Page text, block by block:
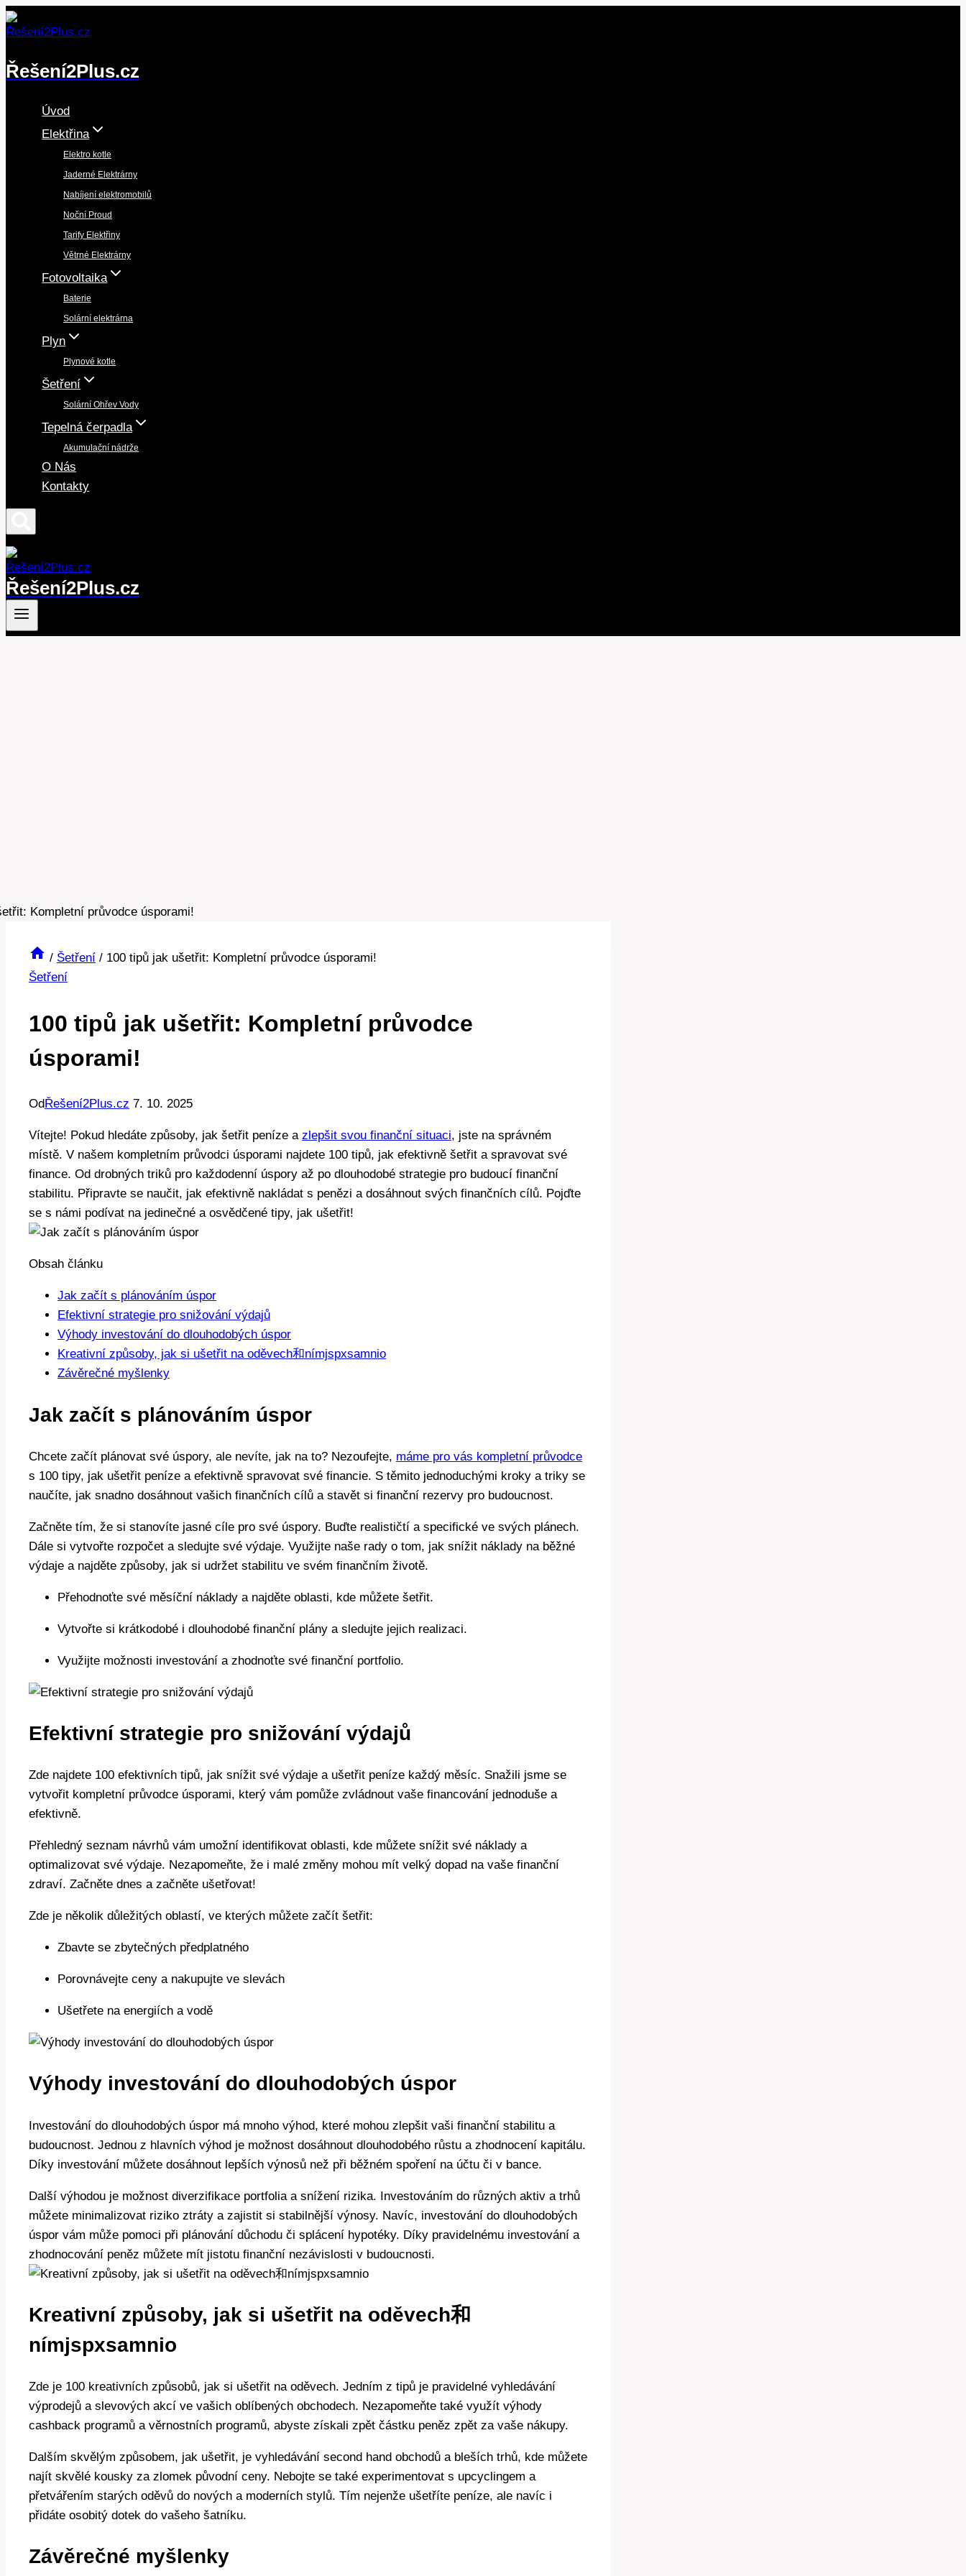
Přeskočit
na
Řešení2Plus.cz
Úvod
Elektřina
Elektro kotle
Jaderné Elektrárny
Nabíjení elektromobilů
Noční Proud
Tarify Elektřiny
Větrné Elektrárny
Fotovoltaika
Baterie
Solární elektrárna
Plyn
Plynové kotle
Šetření
Solární Ohřev Vody
Tepelná čerpadla
Akumulační nádrže
O Nás
Kontakty
Řešení2Plus.cz
/ Šetření / 100 tipů jak ušetřit: Kompletní průvodce úsporami!
Šetření
100 tipů jak ušetřit: Kompletní průvodce
úsporami!
Od Řešení2Plus.cz 7. 10. 2025
Vítejte! Pokud hledáte způsoby, jak šetřit peníze a zlepšit svou finanční situaci, jste na správném
místě. V našem kompletním průvodci úsporami najdete 100 tipů, jak efektivně šetřit a spravovat své
finance. Od drobných triků pro každodenní úspory až po dlouhodobé strategie pro budoucí finanční
stabilitu. Připravte se naučit, jak efektivně nakládat s penězi a dosáhnout svých finančních cílů. Pojďte
se s námi podívat na jedinečné a osvědčené tipy, jak ušetřit!
Obsah článku
Jak začít s plánováním úspor
Efektivní strategie pro snižování výdajů
Výhody investování do dlouhodobých úspor
Kreativní způsoby, jak si ušetřit na oděvech和nímjspxsamnio
Závěrečné myšlenky
Jak začít s plánováním úspor
Chcete začít plánovat své úspory, ale nevíte, jak na to? Nezoufejte, máme pro vás kompletní průvodce
s 100 tipy, jak ušetřit peníze a efektivně spravovat své financie. S těmito jednoduchými kroky a triky se
naučíte, jak snadno dosáhnout vašich finančních cílů a stavět si finanční rezervy pro budoucnost.
Začněte tím, že si stanovíte jasné cíle pro své úspory. Buďte realističtí a specifické ve svých plánech.
Dále si vytvořte rozpočet a sledujte své výdaje. Využijte naše rady o tom, jak snížit náklady na běžné
výdaje a najděte způsoby, jak si udržet stabilitu ve svém finančním životě.
Přehodnoťte své měsíční náklady a najděte oblasti, kde můžete šetřit.
Vytvořte si krátkodobé i dlouhodobé finanční plány a sledujte jejich realizaci.
Využijte možnosti investování a zhodnoťte své finanční portfolio.
Efektivní strategie pro snižování výdajů
Zde najdete 100 efektivních tipů, jak snížit své výdaje a ušetřit peníze každý měsíc. Snažili jsme se
vytvořit kompletní průvodce úsporami, který vám pomůže zvládnout vaše financování jednoduše a
efektivně.
Přehledný seznam návrhů vám umožní identifikovat oblasti, kde můžete snížit své náklady a
optimalizovat své výdaje. Nezapomeňte, že i malé změny mohou mít velký dopad na vaše finanční
zdraví. Začněte dnes a začněte ušetřovat!
Zde je několik důležitých oblastí, ve kterých můžete začít šetřit:
Zbavte se zbytečných předplatného
Porovnávejte ceny a nakupujte ve slevách
Ušetřete na energiích a vodě
Výhody investování do dlouhodobých úspor
Investování do dlouhodobých úspor má mnoho výhod, které mohou zlepšit vaši finanční stabilitu a
budoucnost. Jednou z hlavních výhod je možnost dosáhnout dlouhodobého růstu a zhodnocení kapitálu.
Díky investování můžete dosáhnout lepších výnosů než při běžném spoření na účtu či v bance.
Další výhodou je možnost diverzifikace portfolia a snížení rizika. Investováním do různých aktiv a trhů
můžete minimalizovat riziko ztráty a zajistit si stabilnější výnosy. Navíc, investování do dlouhodobých
úspor vám může pomoci při plánování důchodu či splácení hypotéky. Díky pravidelnému investování a
zhodnocování peněz můžete mít jistotu finanční nezávislosti v budoucnosti.
Kreativní způsoby, jak si ušetřit na oděvech和
nímjspxsamnio
Zde je 100 kreativních způsobů, jak si ušetřit na oděvech. Jedním z tipů je pravidelné vyhledávání
výprodejů a slevových akcí ve vašich oblíbených obchodech. Nezapomeňte také využít výhody
cashback programů a věrnostních programů, abyste získali zpět částku peněz zpět za vaše nákupy.
Dalším skvělým způsobem, jak ušetřit, je vyhledávání second hand obchodů a bleších trhů, kde můžete
najít skvělé kousky za zlomek původní ceny. Nebojte se také experimentovat s upcyclingem a
přetvářením starých oděvů do nových a moderních stylů. Tím nejenže ušetříte peníze, ale navíc i
přidáte osobitý dotek do vašeho šatníku.
Závěrečné myšlenky